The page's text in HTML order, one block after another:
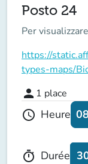
Posto 24
Per
https://
types-maps/
person 1 place
schedule Heure
timer Durée